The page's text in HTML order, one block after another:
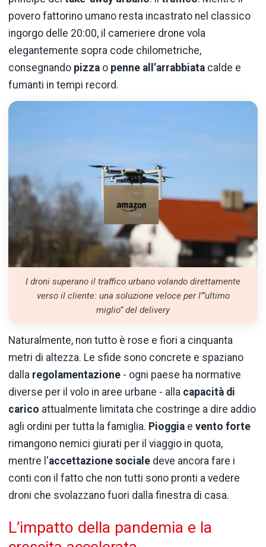
povero fattorino umano resta incastrato nel classico
ingorgo delle 20:00, il cameriere drone vola
elegantemente sopra code chilometriche,
consegnando pizza o penne all’arrabbiata calde e
fumanti in tempi record.
I droni superano il traffico urbano volando direttamente
verso il cliente: una soluzione veloce per l’“ultimo
miglio” del delivery
Naturalmente, non tutto è rose e fiori a cinquanta
metri di altezza. Le sfide sono concrete e spaziano
dalla regolamentazione - ogni paese ha normative
diverse per il volo in aree urbane - alla capacità di
carico attualmente limitata che costringe a dire addio
agli ordini per tutta la famiglia. Pioggia e vento forte
rimangono nemici giurati per il viaggio in quota,
mentre l'accettazione sociale deve ancora fare i
conti con il fatto che non tutti sono pronti a vedere
droni che svolazzano fuori dalla finestra di casa.
L’impatto della pandemia e la